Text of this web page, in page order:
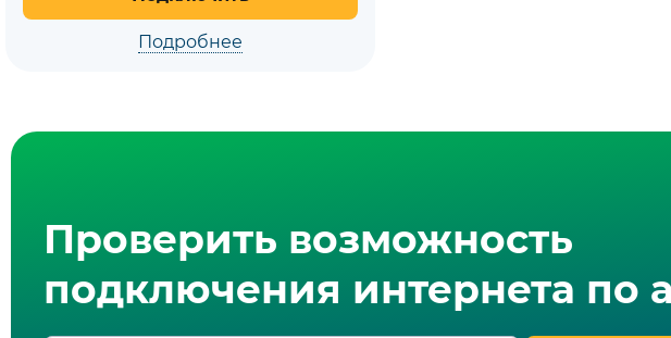
Подробнее
Проверить возможность
подключения интернета по